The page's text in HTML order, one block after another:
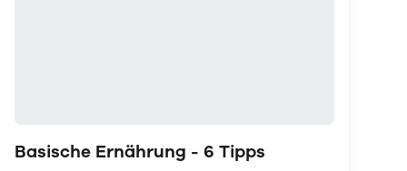
Basische Ernährung - 6 Tipps